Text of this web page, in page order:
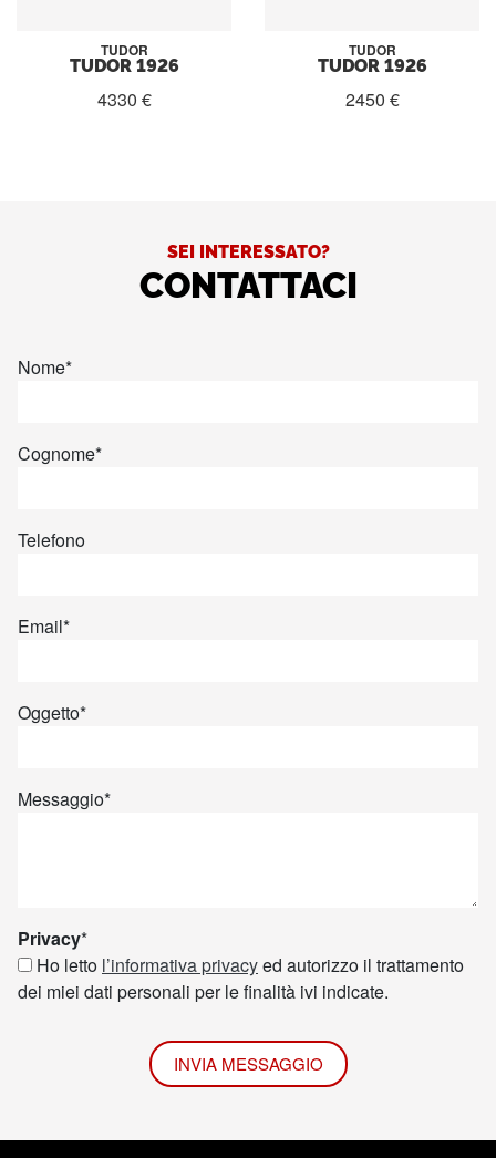
TUDOR
TUDOR 1926
4330 €
TUDOR
TUDOR 1926
2450 €
SEI INTERESSATO?
CONTATTACI
Nome*
Cognome*
Telefono
Email*
Oggetto*
Messaggio*
Privacy*
Ho letto l’informativa privacyed autorizzo il trattamento
dei miei dati personali per le finalità ivi indicate.
INVIA MESSAGGIO